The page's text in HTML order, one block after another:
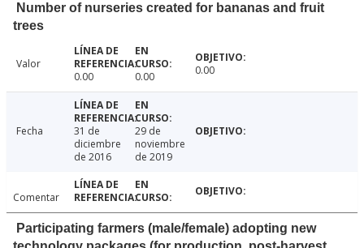
Number of nurseries created for bananas and fruit
trees
Valor
0.00
0.00 0.00
Fecha
31 de
diciembre
de 2016
29 de
noviembre
de 2019
Comentar
Participating farmers (male/female) adopting new